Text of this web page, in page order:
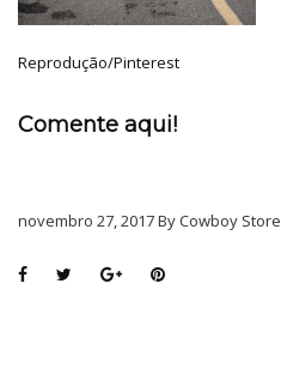
Reprodução/Pinterest
Comente aqui!
novembro 27, 2017 By Cowboy Store